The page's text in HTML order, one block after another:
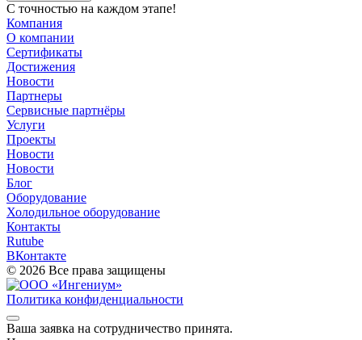
С точностью на каждом этапе!
Компания
О компании
Сертификаты
Достижения
Новости
Партнеры
Сервисные партнёры
Услуги
Проекты
Новости
Новости
Блог
Оборудование
Холодильное оборудование
Контакты
Rutube
ВКонтакте
© 2026 Все права защищены
Политика конфиденциальности
Ваша заявка на cотрудничество принята.